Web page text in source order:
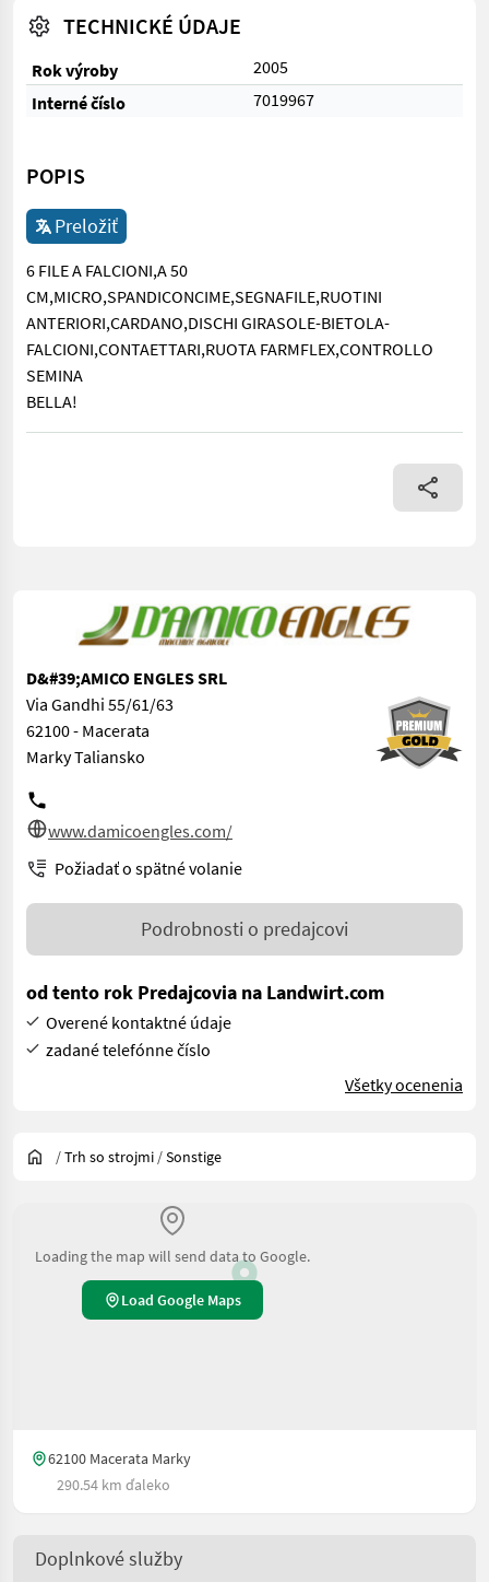
TECHNICKÉ ÚDAJE
Rok výroby
2005
Interné číslo
7019967
POPIS
Preložiť
6 FILE A FALCIONI,A 50
CM,MICRO,SPANDICONCIME,SEGNAFILE,RUOTINI
ANTERIORI,CARDANO,DISCHI GIRASOLE-BIETOLA-
FALCIONI,CONTAETTARI,RUOTA FARMFLEX,CONTROLLO
SEMINA
BELLA!
6 FILE A FALCIONI,A 50
D&#39;AMICO ENGLES SRL
Via Gandhi 55/61/63
62100 - Macerata
Marky Taliansko
www.damicoengles.com/
Požiadať o spätné volanie
Podrobnosti o predajcovi
od tento rok Predajcovia na Landwirt.com
Overené kontaktné údaje
zadané telefónne číslo
Všetky ocenenia
/Trh so strojmi /Sonstige
Loading the map will send data to Google.
Load Google Maps
62100 Macerata Marky
290.54 km ďaleko
Doplnkové služby